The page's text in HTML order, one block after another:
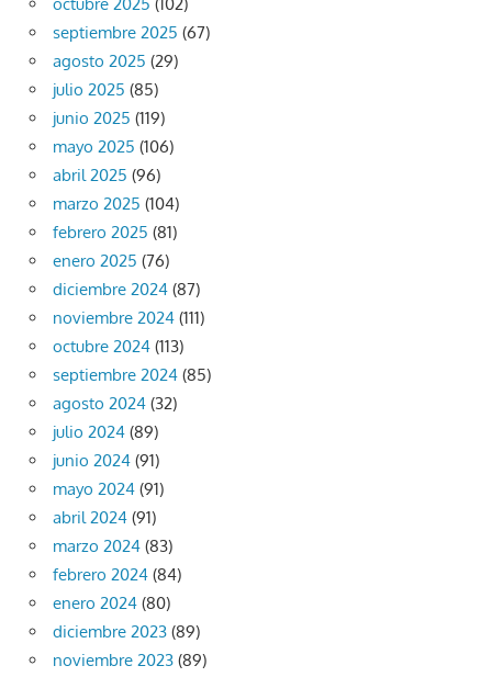
septiembre 2025 (67)
agosto 2025 (29)
julio 2025 (85)
junio 2025 (119)
mayo 2025 (106)
abril 2025 (96)
marzo 2025 (104)
febrero 2025 (81)
enero 2025 (76)
diciembre 2024 (87)
noviembre 2024 (111)
octubre 2024 (113)
septiembre 2024 (85)
agosto 2024 (32)
julio 2024 (89)
junio 2024 (91)
mayo 2024 (91)
abril 2024 (91)
marzo 2024 (83)
febrero 2024 (84)
enero 2024 (80)
diciembre 2023 (89)
noviembre 2023 (89)